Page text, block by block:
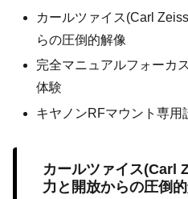
カールツァイス(Carl
らの圧倒的解像
完全マニュアルフォーカ
体験
キヤノンRFマウント専用
カールツァイス(Carl
力と開放からの圧倒